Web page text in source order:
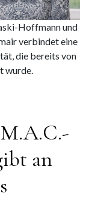
Hoffmann und
verbindet eine
die bereits von
wurde.
an